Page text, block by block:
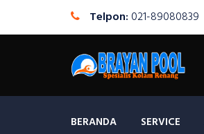
Telpon: 021-89080839
BERANDA SERVICE